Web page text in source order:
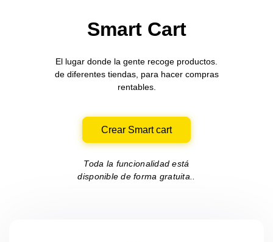
Smart Cart
El lugar donde la gente recoge productos.
de diferentestiendas, para hacer compras
rentables.
Crear Smart cart
Toda la funcionalidad está
disponible de forma gratuita..